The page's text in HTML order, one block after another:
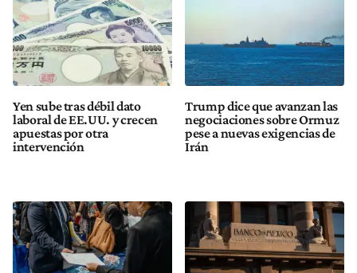
Yen sube tras débil dato
laboral de EE.UU. y crecen
apuestas por otra
intervención
Trump dice que avanzan las
negociaciones sobre Ormuz
pese a nuevas exigencias de
Irán